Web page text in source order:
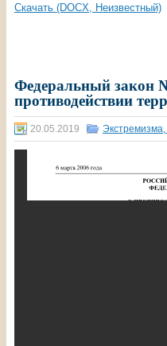
Скачать (DOCX, Неизвестный)
Федеральный закон
противодействии
20.05.2019